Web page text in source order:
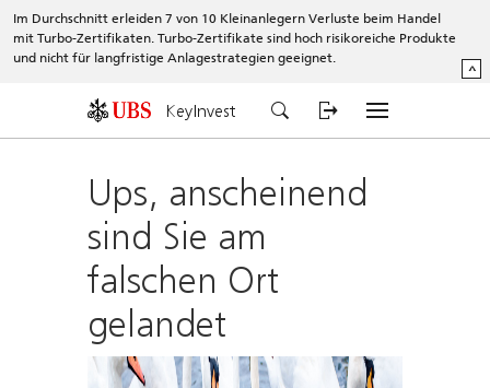
Im Durchschnitt erleiden 7 von 10 Kleinanlegern Verluste beim Handel
mit Turbo-Zertifikaten. Turbo-Zertifikate sind hoch risikoreiche Produkte
und nicht für langfristige Anlagestrategien geeignet.
^
KeyInvest
Ups, anscheinend
sind Sie am
falschen Ort
gelandet